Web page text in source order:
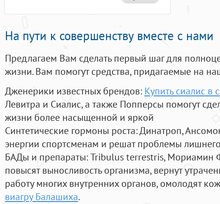
На пути к совершенству вместе с нами
Предлагаем Вам сделать первый шаг для
жизни. Вам помогут средства, придагаемые на
Дженерики известных брендов: Купить сиалис в
Левитра и Сиалис, а также Попперсы помогут
жизни более насыщенной и яркой
Синтетические гормоны роста: Динатроп,
энергии спортсменам и решат проблемы
БАДы и препараты:Tribulus terrestris, Мориамин
повысят выносливость организма, вернут
работу многих внутренних органов, омолодят
виагру Балашиха.